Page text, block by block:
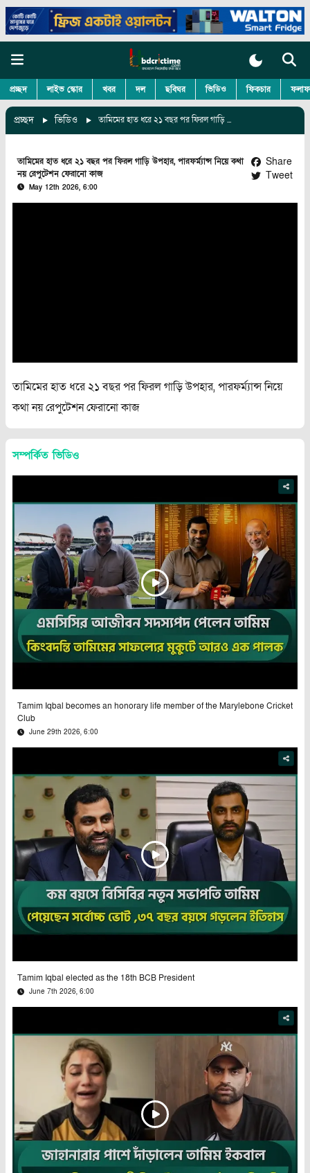
প্রচ্ছদ লাইভ স্কোর খবর দল ছবিঘর ভিডিও ফিকচার
প্রচ্ছদ ভিডিও তামিমের হাত ধরে ২১ বছর পর ফিরল গাড়ি উপহার, পারফর্ম্যান্স নিয়ে কথা নয় রেপুটেশন ফেরানো কাজ
তামিমের হাত ধরে ২১ বছর পর ফিরল গাড়ি উপহার, পারফর্ম্যান্স নিয়ে কথা
নয় রেপুটেশন ফেরানো কাজ
May 12th 2026, 6:00
Share
Tweet
তামিমের হাত ধরে ২১ বছর পর ফিরল গাড়ি উপহার, পারফর্ম্যান্স নিয়ে
কথা নয় রেপুটেশন ফেরানো কাজ
সম্পর্কিত ভিডিও
Tamim Iqbal becomes an honorary life member of the Marylebone Cricket
Club
June 29th 2026, 6:00
Tamim Iqbal elected as the 18th BCB President
June 7th 2026, 6:00